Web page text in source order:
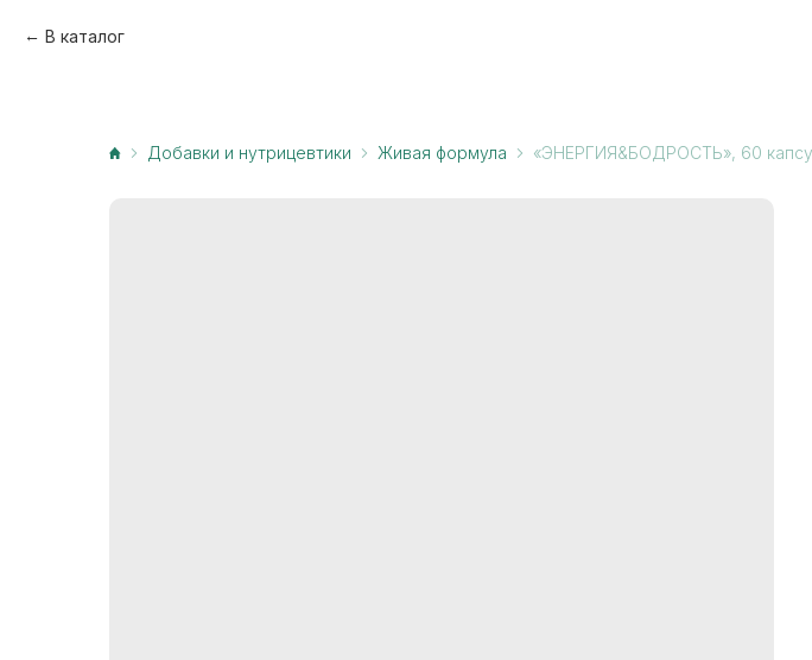
В каталог
Добавки и нутрицевтики Живая формула